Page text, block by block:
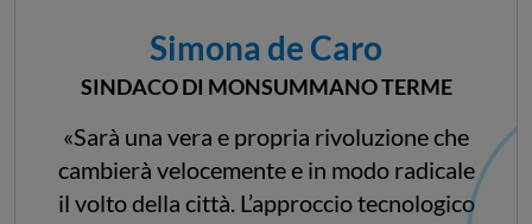
Simona de Caro
SINDACO DI MONSUMMANO TERME
«Sarà una vera e propria rivoluzione che
cambierà velocemente e in modo radicale
il volto della città. L’approccio tecnologico